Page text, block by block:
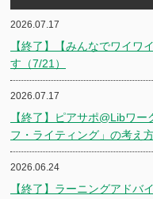
2026.07.17
【終了】【みんなでワイワ
す（7/21）
2026.07.17
【終了】ピアサポ@Libワ
フ・ライティング」の考え
2026.06.24
【終了】ラーニングアドバ